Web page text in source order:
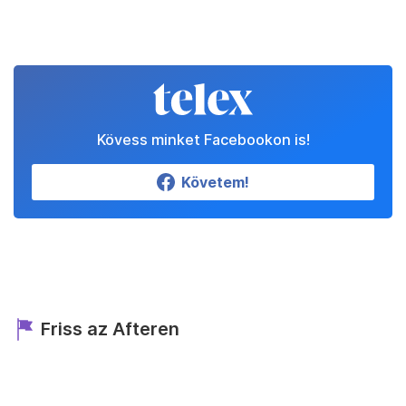
Kövess minket Facebookon is!
Követem!
Friss az Afteren